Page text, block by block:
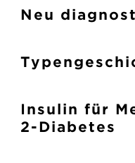
Neu
Insulin für
2-Diabetes